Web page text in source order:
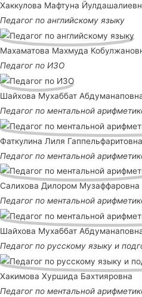
Хаккулова Мафтуна
Педагог по английскому языку
Махаматова Махмуда
Педагог по ИЗО
Шайхова Мухаббат
Педагог по ментальной
Фаткулина Лиля Гаппельфаритовна
Педагог по ментальной
Салихова Дилором Музаффаровна
Педагог по ментальной
Шайхова Мухаббат
Педагог по русскому языку и
Хакимова Хуршида Бахтияровна
Педагог по ментальной